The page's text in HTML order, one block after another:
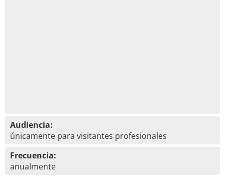
Audiencia:
únicamente para visitantes profesionales
Frecuencia:
anualmente